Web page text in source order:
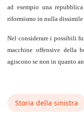
ad esempio una
riformismo in nulla dissimile
Nel considerare i possibili
macchine offensive della
agiscono se non in quanto
Storia della sinistra